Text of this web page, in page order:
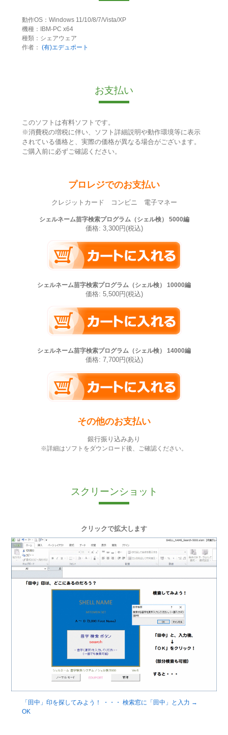
動作OS：Windows 11/10/8/7/Vista/XP
機種：IBM-PC x64
種類：シェアウェア
作者： (有)エデュポート
お支払い
このソフトは有料ソフトです。
※消費税の増税に伴い、ソフト詳細説明や動作環境等に表示
されている価格と、実際の価格が異なる場合がございます。
ご購入前に必ずご確認ください。
プロレジでのお支払い
クレジットカード コンビニ 電子マネー
シェルネーム苗字検索プログラム（シェル検） 5000編
価格: 3,300円(税込)
シェルネーム苗字検索プログラム（シェル検） 10000編
価格: 5,500円(税込)
シェルネーム苗字検索プログラム（シェル検） 14000編
価格: 7,700円(税込)
その他のお支払い
銀行振り込みあり
※詳細はソフトをダウンロード後、ご確認ください。
スクリーンショット
クリックで拡大します
「田中」印を探してみよう！ ・・・ 検索窓に「田中」と入力 →
OK